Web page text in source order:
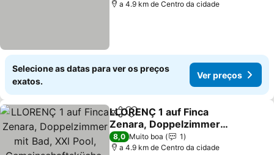
a 4.9 km de Centro da cidade
Selecione as datas para ver os preços
exatos.
Ver preços
PartilharAdicionar aos favoritos
LLORENÇ 1 auf Finca
Zenara, Doppelzimmer
mit Bad, XXl Pool,
Gemeinschaftsküche,
Ver preços
8,0 Muito boa
1
a 4.9 km de Centro da cidade